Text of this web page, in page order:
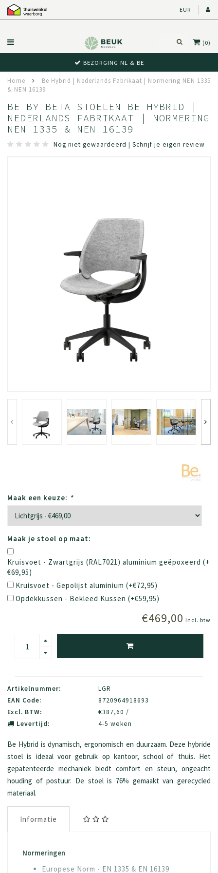
EUR
(0)
BEZORGING NL & BE
Home
Be Hybrid | Nederlands Fabrikaat | Normering NEN 1335
& NEN 16139
BE BY BETA STOELEN BE HYBRID |
NEDERLANDS FABRIKAAT | NORMERING
NEN 1335 & NEN 16139
Nog niet gewaardeerd | Schrijf je eigen review
Maak een keuze: *
Maak je stoel op maat:
Kruisvoet - Zwartgrijs (RAL7021) aluminium geëpoxeerd (+
€69,95)
Kruisvoet - Gepolijst aluminium (+€72,95)
Opdekkussen - Bekleed Kussen (+€59,95)
€469,00 Incl. btw
Artikelnummer:
LGR
EAN Code:
8720964918693
Excl. BTW:
€387,60 /
Levertijd:
4-5 weken
Be Hybrid is dynamisch, ergonomisch en duurzaam. Deze hybride
stoel is ideaal voor gebruik op kantoor, school of thuis. Het
gepatenteerde mechaniek biedt comfort en steun, ongeacht
houding of postuur. De stoel is 76% gemaakt van gerecycled
materiaal.
Informatie
Normeringen
Europese Norm - EN 1335 & EN 16139